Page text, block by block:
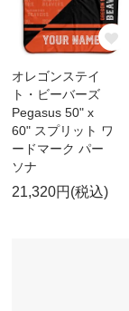
オレゴンステイ
ト・ビーバーズ
Pegasus 50" x
60" スプリット ワ
ードマーク パー
ソナ
21,320円(税込)